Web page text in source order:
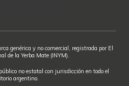
genérica y no comercial, registrada por El
de la Yerba Mate (INYM).
no estatal con jurisdicción en todo el
argentino.